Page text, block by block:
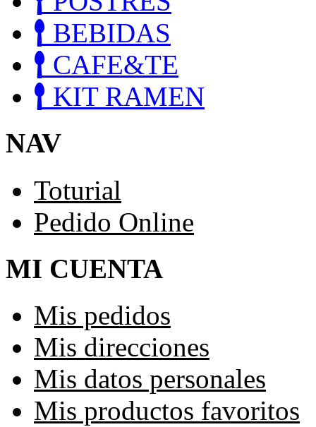
BEBIDAS
CAFE&TE
KIT RAMEN
NAV
Toturial
Pedido Online
MI CUENTA
Mis pedidos
Mis direcciones
Mis datos personales
Mis productos favoritos